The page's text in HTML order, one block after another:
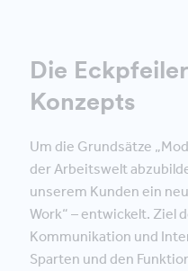
Die
Konzepts
Um die Grundsätze
der Arbeitswelt
unserem Kunden ein
Work“ – entwickelt. Ziel
Kommunikation und
Sparten und den